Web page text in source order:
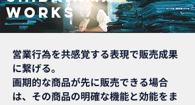
WORKS
営業行為を共感覚する表現で販売成果
に繋げる。
画期的な商品が先に販売できる場合
は、その商品の明確な機能と効能をま